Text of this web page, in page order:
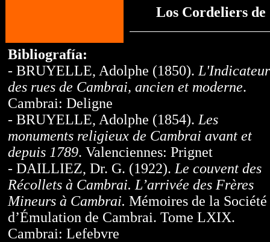
Los Cordeliers
Bibliografía:
- BRUYELLE, Adolphe (1850). L'Indicateur
des rues de Cambrai, ancien et moderne.
Cambrai: Deligne
- BRUYELLE, Adolphe (1854). Les
monuments religieux de Cambrai avant et
depuis 1789. Valenciennes: Prignet
- DAILLIEZ, Dr. G. (1922). Le couvent des
Récollets à Cambrai. L’arrivée des Frères
Mineurs à Cambrai. Mémoires de la Société
d’Émulation de Cambrai. Tome LXIX.
Cambrai: Lefebvre